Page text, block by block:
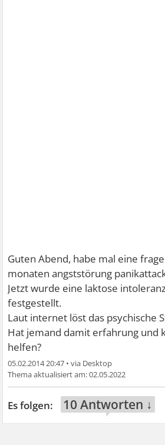
Guten Abend, habe mal eine
monaten angststörung
Jetzt wurde eine laktose
festgestellt.
Laut internet löst das psychische
Hat jemand damit erfahrung und
helfen?
05.02.2014 20:47 •
02.05.2022
10 Antworten ↓